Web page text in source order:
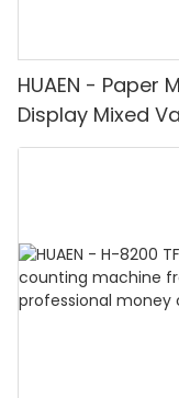
HUAEN - Paper
Display Mixed
Machine